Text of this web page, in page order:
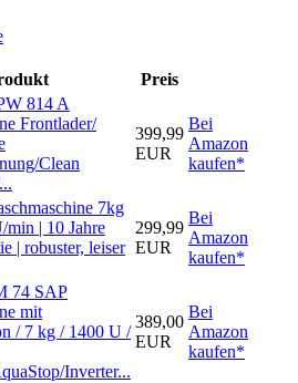
Preis
814 A
Frontlader/
Clean
399,99
EUR
Bei
Amazon
kaufen*
7kg
min | 10 Jahre
| robuster, leiser
299,99
EUR
Bei
Amazon
kaufen*
74 SAP
mit
/ 7 kg / 1400 U /
Inverter...
389,00
EUR
Bei
Amazon
kaufen*